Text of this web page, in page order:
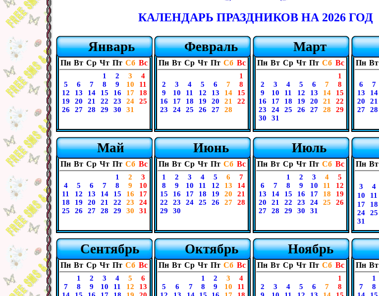
КАЛЕНДАРЬ ПРАЗДНИКОВ НА 2026 ГОД
Январь
Пн Вт Ср Чт Пт Сб Вс
1 2 3
4
5
6 7 8 9 10
11
12
13 14 15 16 17
18
19
20 21 22 23 24
25
26
27 28 29 30 31
Февраль
Пн Вт Ср Чт Пт Сб Вс
1
2
3 4 5 6 7
8
9
10 11 12 13 14
15
16
17 18 19 20 21
22
23
24 25 26 27 28
Март
Пн Вт Ср Чт Пт Сб Вс
1
2
3 4 5 6 7
8
9
10 11 12 13 14
15
16
17 18 19 20 21
22
23
24 25 26 27 28
29
30
31
Пн Вт
6
7
13
14
20
21
27
28
Май
Пн Вт Ср Чт Пт Сб Вс
1 2
3
4
5 6 7 8 9
10
11
12 13 14 15 16
17
18
19 20 21 22 23
24
25
26 27 28 29 30 31
Июнь
Пн Вт Ср Чт Пт Сб Вс
1 2 3 4 5 6
7
8
9 10 11 12 13
14
15
16 17 18 19 20
21
22
23 24 25 26 27
28
29
30
Июль
Пн Вт Ср Чт Пт Сб Вс
1 2 3 4
5
6
7 8 9 10 11
12
13
14 15 16 17 18
19
20
21 22 23 24 25
26
27
28 29 30 31
Пн Вт
3
4
10
11
17
18
24
25
31
Сентябрь
Пн Вт Ср Чт Пт Сб Вс
1 2 3 4 5
6
7
8 9 10 11 12
13
Октябрь
Пн Вт Ср Чт Пт Сб Вс
1 2 3
4
5
6 7 8 9 10
11
Ноябрь
Пн Вт Ср Чт Пт Сб Вс
1
2
3 4 5 6 7
8
Пн Вт
1
7
8